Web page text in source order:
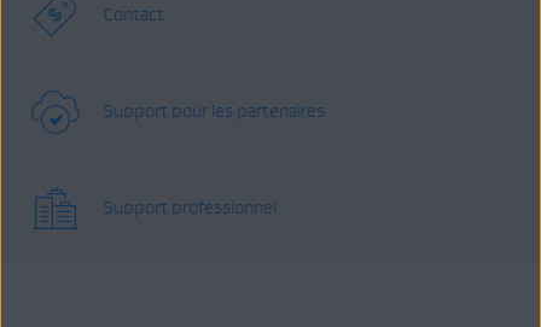
Contact
Support pour les partenaires
Support professionnel